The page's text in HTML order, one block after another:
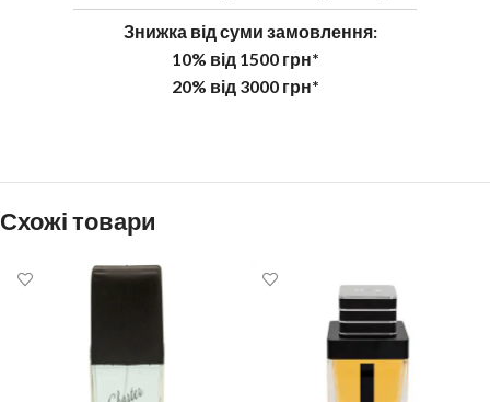
Знижка від суми замовлення:
10% від 1500 грн*
20% від 3000 грн*
Схожі товари